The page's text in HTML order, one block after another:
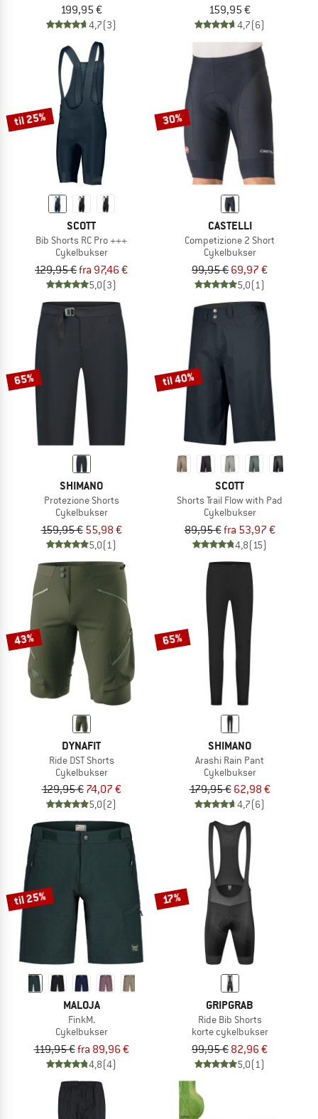
199,95 €
4,7(3)
159,95 €
4,7(6)
til 25%
SCOTT
Bib Shorts RC Pro +++
Cykelbukser
129,95 €fra 97,46 €
5,0(3)
30%
CASTELLI
Competizione 2 Short
Cykelbukser
99,95 € 69,97 €
5,0(1)
65%
SHIMANO
Protezione Shorts
Cykelbukser
159,95 € 55,98 €
5,0(1)
til 40%
SCOTT
Shorts Trail Flow with Pad
Cykelbukser
89,95 €fra 53,97 €
4,8(15)
43%
DYNAFIT
Ride DST Shorts
Cykelbukser
129,95 € 74,07 €
5,0(2)
65%
SHIMANO
Arashi Rain Pant
Cykelbukser
179,95 € 62,98 €
4,7(6)
til 25%
MALOJA
FinkM.
Cykelbukser
119,95 €fra 89,96 €
4,8(4)
17%
GRIPGRAB
Ride Bib Shorts
korte cykelbukser
99,95 € 82,96 €
5,0(1)